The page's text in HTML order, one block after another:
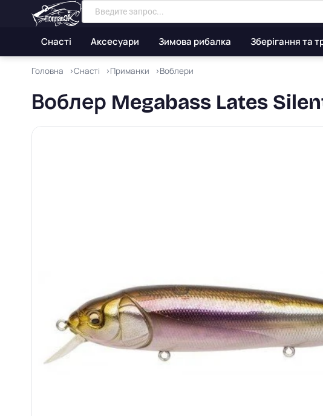
Снасті Аксесуари Зимова рибалка Зберігання та
Головна Снасті Приманки Воблери
Воблер Megabass Lates